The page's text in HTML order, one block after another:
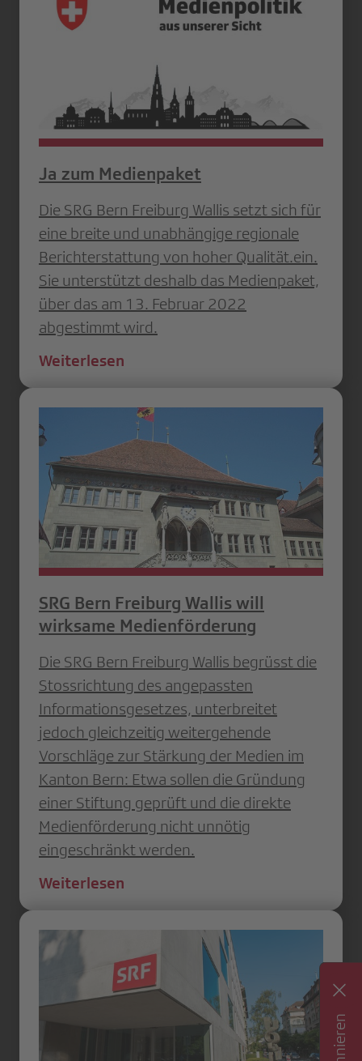
Ja zum Medienpaket
Die SRG Bern Freiburg Wallis setzt sich für
eine breite und unabhängige regionale
Berichterstattung von hoher Qualität.ein.
Sie unterstützt deshalb das Medienpaket,
über das am 13. Februar 2022
abgestimmt wird.
Weiterlesen
SRG Bern Freiburg Wallis will
wirksame Medienförderung
Die SRG Bern Freiburg Wallis begrüsst die
Stossrichtung des angepassten
Informationsgesetzes, unterbreitet
jedoch gleichzeitig weitergehende
Vorschläge zur Stärkung der Medien im
Kanton Bern: Etwa sollen die Gründung
einer Stiftung geprüft und die direkte
Medien­förderung nicht unnötig
eingeschränkt werden.
Weiterlesen